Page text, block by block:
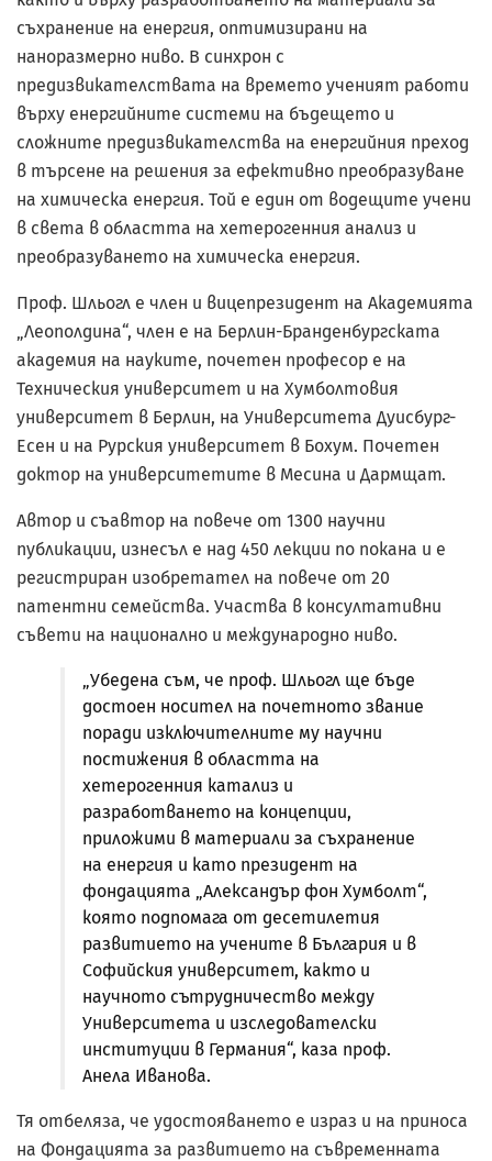
съхранение на енергия, оптимизирани на
наноразмерно ниво. В синхрон с
предизвикателствата на времето ученият работи
върху енергийните системи на бъдещето и
сложните предизвикателства на енергийния преход
в търсене на решения за ефективно преобразуване
на химическа енергия. Той е един от водещите учени
в света в областта на хетерогенния анализ и
преобразуването на химическа енергия.
Проф. Шльогл е член и вицепрезидент на Академията
„Леополдина“, член е на Берлин-Бранденбургската
академия на науките, почетен професор е на
Техническия университет и на Хумболтовия
университет в Берлин, на Университета Дуисбург-
Есен и на Рурския университет в Бохум. Почетен
доктор на университетите в Месина и Дармщат.
Автор и съавтор на повече от 1300 научни
публикации, изнесъл е над 450 лекции по покана и е
регистриран изобретател на повече от 20
патентни семейства. Участва в консултативни
съвети на национално и международно ниво.
„Убедена съм, че проф. Шльогл ще бъде
достоен носител на почетното звание
поради изключителните му научни
постижения в областта на
хетерогенния катализ и
разработването на концепции,
приложими в материали за съхранение
на енергия и като президент на
фондацията „Александър фон Хумболт“,
която подпомага от десетилетия
развитието на учените в България и в
Софийския университет, както и
научното сътрудничество между
Университета и изследователски
институции в Германия“, каза проф.
Анела Иванова.
Тя отбеляза, че удостояването е израз и на приноса
на Фондацията за развитието на съвременната